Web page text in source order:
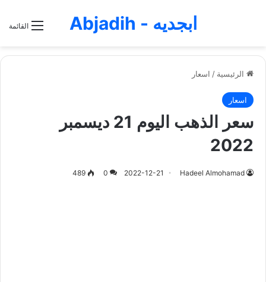
القائمة ابجديه - Abjadih
الرئيسية / اسعار
اسعار
سعر الذهب اليوم 21 ديسمبر
2022
Hadeel Almohamad
2022-12-21
0
489